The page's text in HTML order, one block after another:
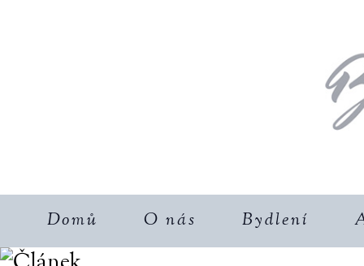
Domů O nás Bydlení